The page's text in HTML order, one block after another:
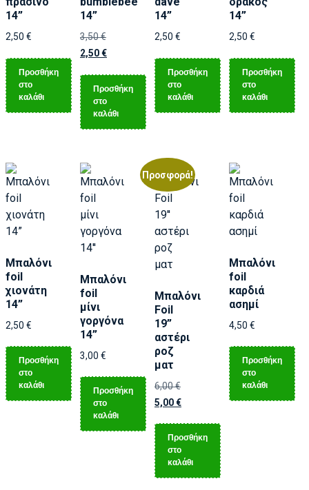
14”
2,50 €
Προσθήκη
στο
καλάθι
14”
3,50€
2,50€
Προσθήκη
στο
καλάθι
14”
2,50 €
Προσθήκη
στο
καλάθι
14”
2,50 €
Προσθήκη
στο
καλάθι
Μπαλόνι
foil
χιονάτη
14”
2,50 €
Προσθήκη
στο
καλάθι
Μπαλόνι
foil
μίνι
γοργόνα
14”
3,00 €
Προσθήκη
στο
καλάθι
Προσφορά!
Μπαλόνι
Foil
19”
αστέρι
ροζ
ματ
6,00€
5,00€
Προσθήκη
στο
καλάθι
Μπαλόνι
foil
καρδιά
ασημί
4,50 €
Προσθήκη
στο
καλάθι